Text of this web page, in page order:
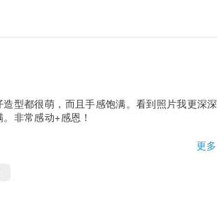
型都很萌，而且手感饱满。看到照片我更深深
非常感动+感恩！
某些详情时，店长主动发消息与我确定，细致
体验相当好，无论是购物流程、物流还是成
更多